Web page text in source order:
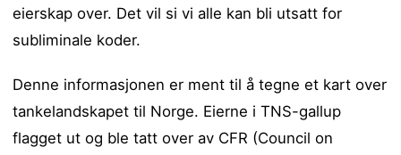
eierskap over. Det vil si vi alle kan bli utsatt for
subliminale koder.
Denne informasjonen er ment til å tegne et kart over
tankelandskapet til Norge. Eierne i TNS-gallup
flagget ut og ble tatt over av CFR (Council on